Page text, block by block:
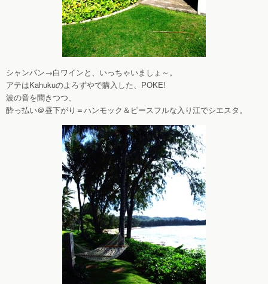
シャンパン→白ワインと、いっちゃいましょ～。
アテはKahukuのよろずやで購入した、POKE!
波の音を聞きつつ、
酔っ払い＠昼下がり＝ハンモック＆ピースフルな入り江でシエスタ。